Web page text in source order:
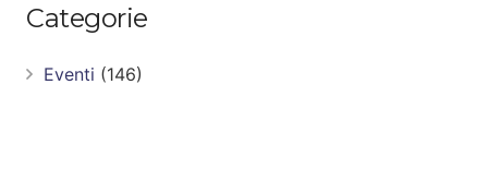
Categorie
Eventi (146)